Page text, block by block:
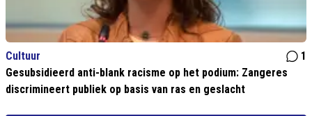
Cultuur
1
Gesubsidieerd anti-blank racisme op het podium: Zangeres
discrimineert publiek op basis van ras en geslacht